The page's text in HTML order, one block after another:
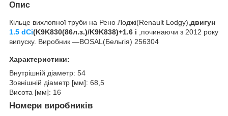
Опис
Кільце вихлопної труби на Рено Лоджі(Renault Lodgy), двигун
1.5 dCi(K9K830(86л.з.)/K9K838)+1.6 i
,починаючи з 2012 року
випуску. Виробник ―BOSAL(Бельгія) 256304
Характеристики:
Внутрішній діаметр: 54
Зовнішній діаметр [мм]: 68,5
Висота [мм]: 16
Номери виробників